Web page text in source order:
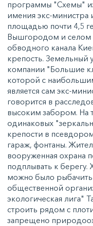
программы "Схемы"
имения экс-министра
площадью почти 4,5
Вышгородом и селом
обводного канала
крепость. Земельный
компании "Большие
которой с
является сам экс-
говорится в
высоким забором. На
одинаковых
крепости в
гараж, фонтаны.
вооруженная охрана
подплывать к берегу.
можно было рыбачить
общественной
экологическая лига"
строить рядом с
запрещено